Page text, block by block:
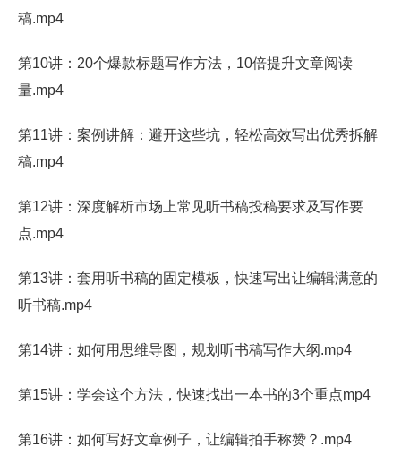
稿.mp4
第10讲：20个爆款标题写作方法，10倍提升文章阅读
量.mp4
第11讲：案例讲解：避开这些坑，轻松高效写出优秀拆解
稿.mp4
第12讲：深度解析市场上常见听书稿投稿要求及写作要
点.mp4
第13讲：套用听书稿的固定模板，快速写出让编辑满意的
听书稿.mp4
第14讲：如何用思维导图，规划听书稿写作大纲.mp4
第15讲：学会这个方法，快速找出一本书的3个重点mp4
第16讲：如何写好文章例子，让编辑拍手称赞？.mp4